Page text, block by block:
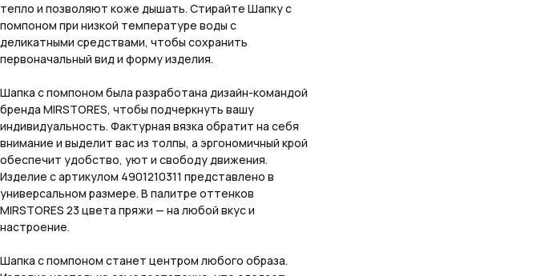
тепло и позволяют коже дышать. Стирайте Шапку с
помпоном при низкой температуре воды с
деликатными средствами, чтобы сохранить
первоначальный вид и форму изделия.
Шапка с помпоном была разработана дизайн-командой
бренда MIRSTORES, чтобы подчеркнуть вашу
индивидуальность. Фактурная вязка обратит на себя
внимание и выделит вас из толпы, а эргономичный крой
обеспечит удобство, уют и свободу движения.
Изделие с артикулом 4901210311 представлено в
универсальном размере. В палитре оттенков
MIRSTORES 23 цвета пряжи — на любой вкус и
настроение.
Шапка с помпоном станет центром любого образа.